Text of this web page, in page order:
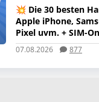
💥 Die 30 besten
Apple iPhone,
Pixel uvm. + SIM-
07.08.2026 877